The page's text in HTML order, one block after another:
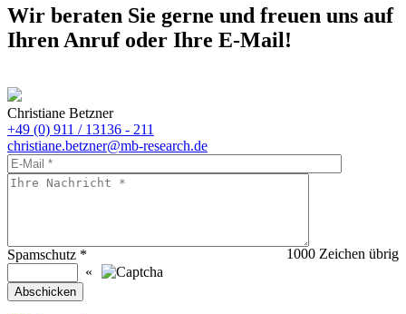
Wir beraten Sie gerne und freuen uns auf
Ihren Anruf oder Ihre E-Mail!
Christiane Betzner
+49 (0) 911 / 13136 - 211
christiane.betzner@mb-research.de
1000 Zeichen übrig
Spamschutz *
«